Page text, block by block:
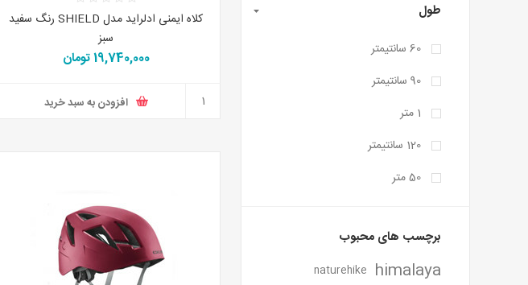
کلاه ایمنی ادلراید مدل SHIELD رنگ سفید
سبز
19,740,000 تومان
افزودن به سبد خرید
طول
60 سانتیمتر
90 سانتیمتر
1 متر
120 سانتیمتر
50 متر
برچسب های محبوب
himalaya
naturehike